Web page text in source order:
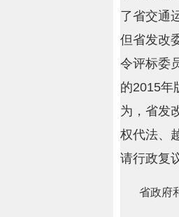
了省交通
但省发改
令评标委
的2015年
为，省发
权代法、
请行政复
省政府